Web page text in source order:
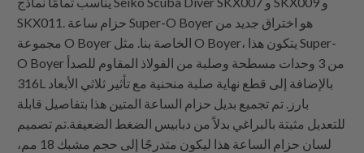
SKX011. حزام ساعة Super-O Boyer هو اختراق جديد من
مجموعة O Boyer الخاصة بنا. مثل O Boyer، يتكون هذا Super-
O Boyer من 3 وحدات مسطحة وصلبة من الفولاذ المقاوم للصدأ
316L بالإضافة إلى قطع نهاية صلبة منحنية مع تأثير ثلاثي الأبعاد
بارز. تم تجميع بديل حزام الساعة المتين هذا بتفاصيل قابلة
للتعديل مثبتة بالبراغي بدلاً من دبابيس الضغط الضعيفة.تم تصميم
لسان حزام الساعة هذا ليكون متدرجًا إلى حجم مشبك 18 مم،